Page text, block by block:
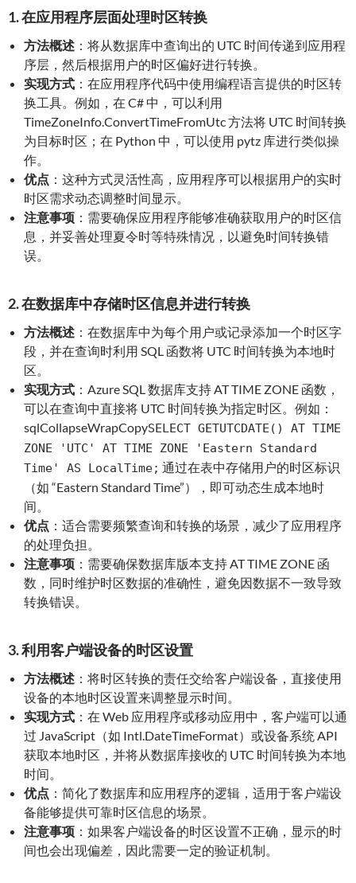
1. 在应用程序层面处理时区转换
方法概述 ：将从数据库中查询出的 UTC 时间传递到应用程
序层，然后根据用户的时区偏好进行转换。
实现方式 ：在应用程序代码中使用编程语言提供的时区转
换工具。例如，在 C# 中，可以利用
TimeZoneInfo.ConvertTimeFromUtc 方法将 UTC 时间转换
为目标时区；在 Python 中，可以使用 pytz 库进行类似操
作。
优点 ：这种方式灵活性高，应用程序可以根据用户的实时
时区需求动态调整时间显示。
注意事项 ：需要确保应用程序能够准确获取用户的时区信
息，并妥善处理夏令时等特殊情况，以避免时间转换错
误。
2. 在数据库中存储时区信息并进行转换
方法概述 ：在数据库中为每个用户或记录添加一个时区字
段，并在查询时利用 SQL 函数将 UTC 时间转换为本地时
区。
实现方式 ：Azure SQL 数据库支持 AT TIME ZONE 函数，
可以在查询中直接将 UTC 时间转换为指定时区。例如：
sqlCollapseWrapCopySELECT GETUTCDATE() AT TIME
ZONE 'UTC' AT TIME ZONE 'Eastern Standard
Time' AS LocalTime; 通过在表中存储用户的时区标识
（如 “Eastern Standard Time”），即可动态生成本地时
间。
优点 ：适合需要频繁查询和转换的场景，减少了应用程序
的处理负担。
注意事项 ：需要确保数据库版本支持 AT TIME ZONE 函
数，同时维护时区数据的准确性，避免因数据不一致导致
转换错误。
3. 利用客户端设备的时区设置
方法概述 ：将时区转换的责任交给客户端设备，直接使用
设备的本地时区设置来调整显示时间。
实现方式 ：在 Web 应用程序或移动应用中，客户端可以通
过 JavaScript（如 Intl.DateTimeFormat）或设备系统 API
获取本地时区，并将从数据库接收的 UTC 时间转换为本地
时间。
优点 ：简化了数据库和应用程序的逻辑，适用于客户端设
备能够提供可靠时区信息的场景。
注意事项 ：如果客户端设备的时区设置不正确，显示的时
间也会出现偏差，因此需要一定的验证机制。